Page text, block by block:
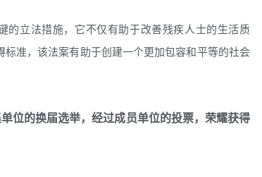
的立法措施，它不仅有助于改善残疾人士的生活质
准，该法案有助于创建一个更加包容和平等的社会
的换届选举，经过成员单位的投票，荣耀获得